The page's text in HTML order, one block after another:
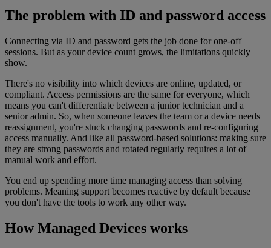
The problem with ID and password access
Connecting via ID and password gets the job done for one-off
sessions. But as your device count grows, the limitations quickly
show.
There's no visibility into which devices are online, updated, or
compliant. Access permissions are the same for everyone, which
means you can't differentiate between a junior technician and a
senior admin. So, when someone leaves the team or a device needs
reassignment, you're stuck changing passwords and re-configuring
access manually. And like all password-based solutions: making sure
they are strong passwords and rotated regularly requires a lot of
manual work and effort.
You end up spending more time managing access than solving
problems. Meaning support becomes reactive by default because
you don't have the tools to work any other way.
How Managed Devices works